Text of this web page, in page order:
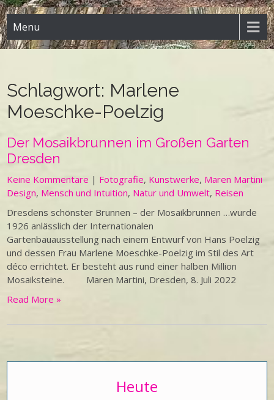
Menu
Schlagwort: Marlene
Moeschke-Poelzig
Der Mosaikbrunnen im Großen Garten
Dresden
Keine Kommentare | Fotografie, Kunstwerke, Maren Martini
Design, Mensch und Intuition, Natur und Umwelt, Reisen
Dresdens schönster Brunnen – der Mosaikbrunnen …wurde
1926 anlässlich der Internationalen
Gartenbauausstellung nach einem Entwurf von Hans Poelzig
und dessen Frau Marlene Moeschke-Poelzig im Stil des Art
déco errichtet. Er besteht aus rund einer halben Million
Mosaiksteine. Maren Martini, Dresden, 8. Juli 2022
Read More »
Heute